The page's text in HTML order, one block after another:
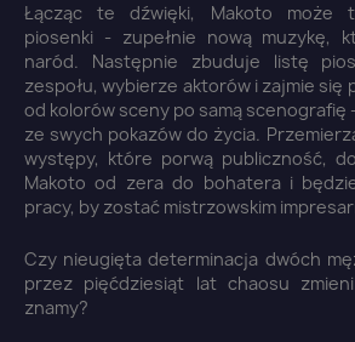
Łącząc te dźwięki, Makoto może
piosenki - zupełnie nową muzykę,
naród. Następnie zbuduje listę
zespołu, wybierze aktorów i zajmie
od kolorów sceny po samą scenografię
ze swych pokazów do życia.
występy, które porwą publiczność,
Makoto od zera do bohatera i
pracy, by zostać mistrzowskim
Czy nieugięta determinacja dwóch
przez pięćdziesiąt lat chaosu
znamy?